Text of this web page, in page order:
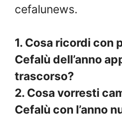
cefalunews.
1. Cosa ricordi con
Cefalù dell’anno
trascorso?
2. Cosa vorresti
Cefalù con l’anno